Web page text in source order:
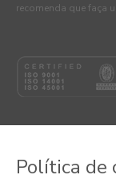
recomenda que faça
Política de